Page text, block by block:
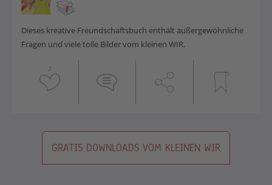
Dieses kreative Freundschaftsbuch enthält außergewöhnliche
Fragen und viele tolle Bilder vom kleinen WIR.
3
GRATIS DOWNLOADS VOM KLEINEN WIR